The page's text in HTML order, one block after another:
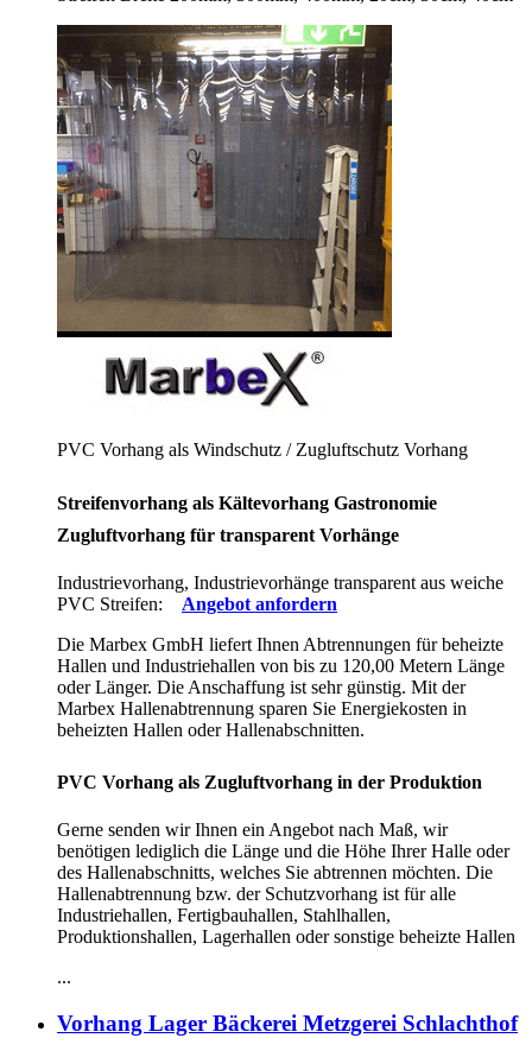
PVC Vorhang als Windschutz / Zugluftschutz Vorhang
Streifenvorhang als Kältevorhang Gastronomie
Zugluftvorhang für transparent Vorhänge
Industrievorhang, Industrievorhänge transparent aus weiche
PVC Streifen:
Angebot anfordern
Die Marbex GmbH liefert Ihnen Abtrennungen für beheizte
Hallen und Industriehallen von bis zu 120,00 Metern Länge
oder Länger. Die Anschaffung ist sehr günstig. Mit der
Marbex Hallenabtrennung sparen Sie Energiekosten in
beheizten Hallen oder Hallenabschnitten.
PVC Vorhang als Zugluftvorhang in der Produktion
Gerne senden wir Ihnen ein Angebot nach Maß, wir
benötigen lediglich die Länge und die Höhe Ihrer Halle oder
des Hallenabschnitts, welches Sie abtrennen möchten. Die
Hallenabtrennung bzw. der Schutzvorhang ist für alle
Industriehallen, Fertigbauhallen, Stahlhallen,
Produktionshallen, Lagerhallen oder sonstige beheizte Hallen
...
Vorhang Lager Bäckerei Metzgerei Schlachthof